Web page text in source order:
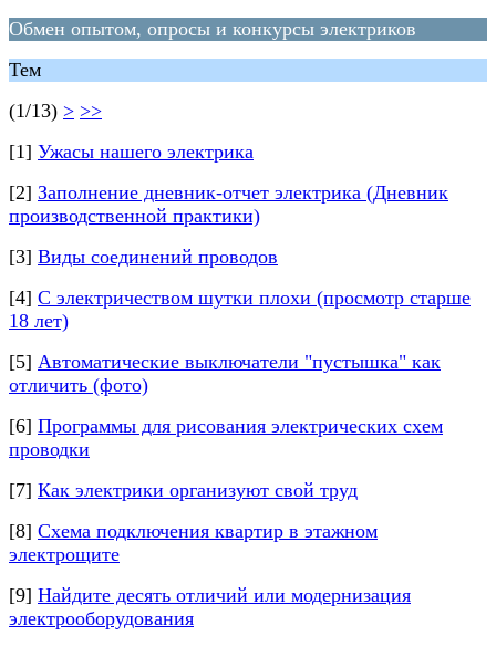
Обмен опытом, опросы и конкурсы электриков
Тем
(1/13) > >>
[1] Ужасы нашего электрика
[2] Заполнение дневник-отчет электрика (Дневник
производственной практики)
[3] Виды соединений проводов
[4] С электричеством шутки плохи (просмотр старше
18 лет)
[5] Автоматические выключатели "пустышка" как
отличить (фото)
[6] Программы для рисования электрических схем
проводки
[7] Как электрики организуют свой труд
[8] Схема подключения квартир в этажном
электрощите
[9] Найдите десять отличий или модернизация
электрооборудования